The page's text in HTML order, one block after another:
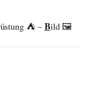
⛺ – Bild 🖼️